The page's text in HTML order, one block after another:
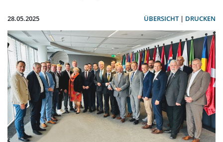
28.05.2025 ÜBERSICHT| DRUCKEN